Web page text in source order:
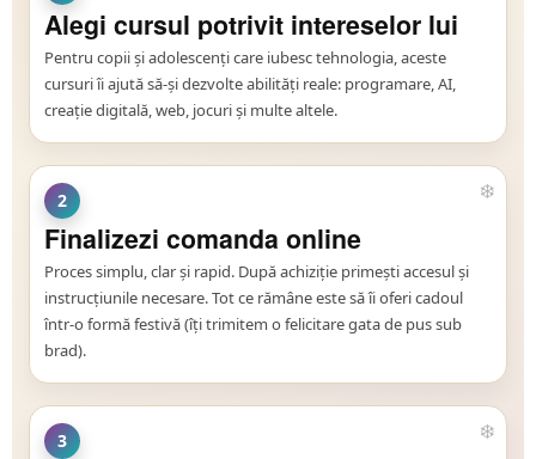
Alegi cursul potrivit intereselor lui
Pentru copii și adolescenți care iubesc tehnologia, aceste
cursuri îi ajută să-și dezvolte abilități reale: programare, AI,
creație digitală, web, jocuri și multe altele.
2
Finalizezi comanda online
Proces simplu, clar și rapid. După achiziție primești accesul și
instrucțiunile necesare. Tot ce rămâne este să îi oferi cadoul
într-o formă festivă (îți trimitem o felicitare gata de pus sub
brad).
3